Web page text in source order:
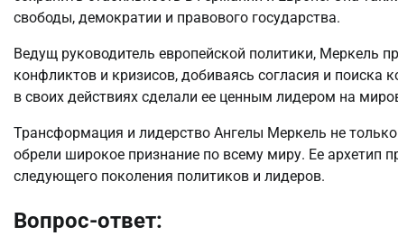
свободы, демократии и правового государства.
Ведущ руководитель европейской политики, Меркель
конфликтов и кризисов, добиваясь согласия и поиска
в своих действиях сделали ее ценным лидером на
Трансформация и лидерство Ангелы Меркель не
обрели широкое признание по всему миру. Ее архетип
следующего поколения политиков и лидеров.
Вопрос-ответ: